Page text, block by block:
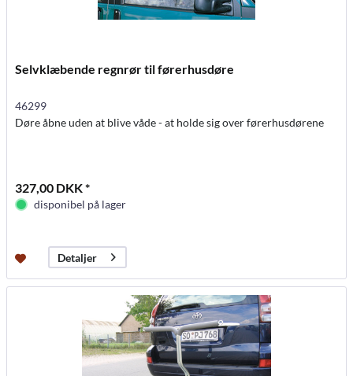
Selvklæbende regnrør til førerhusdøre
46299
Døre åbne uden at blive våde - at holde sig over førerhusdørene
327,00 DKK *
disponibel på lager
Detaljer